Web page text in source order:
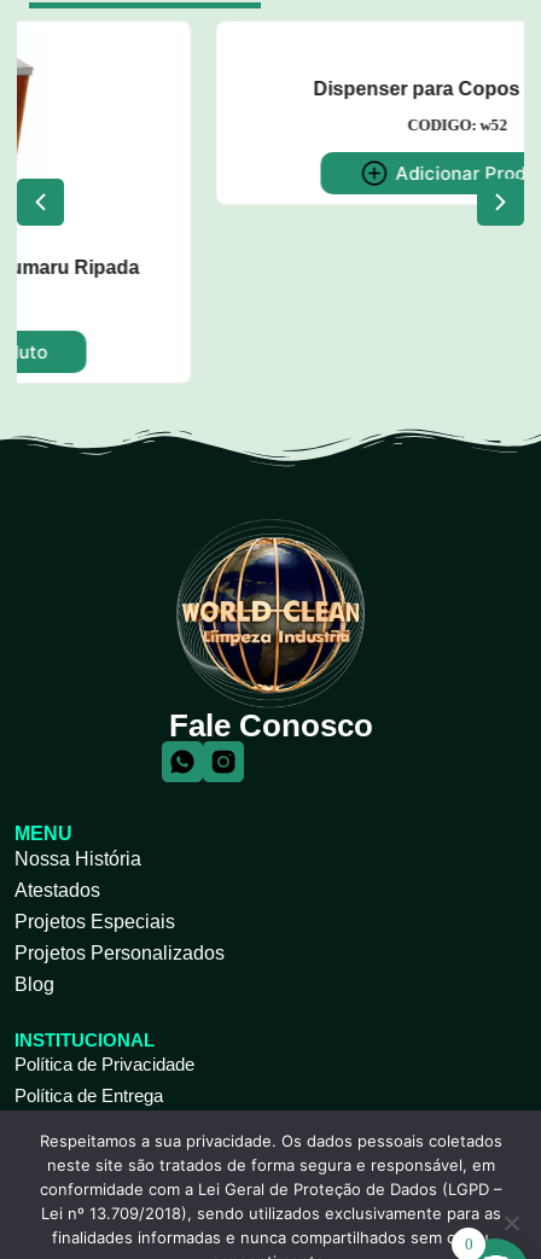
Dispenser para Copos de Água
Fale Conosco
MENU
Nossa História
Atestados
Projetos Especiais
Projetos Personalizados
Blog
INSTITUCIONAL
Política de Privacidade
Política de Entrega
ATENDIMENTO AO CLIENTE
Seg à Sex 09 às 18h
(11) 2317-9739
(11) 2317-9741
(11) 2912-7871
0
Respeitamos a sua privacidade. Os dados pessoais coletados
neste site são tratados de forma segura e responsável, em
conformidade com a Lei Geral de Proteção de Dados (LGPD –
Lei nº 13.709/2018), sendo utilizados exclusivamente para as
finalidades informadas e nunca compartilhados sem o seu